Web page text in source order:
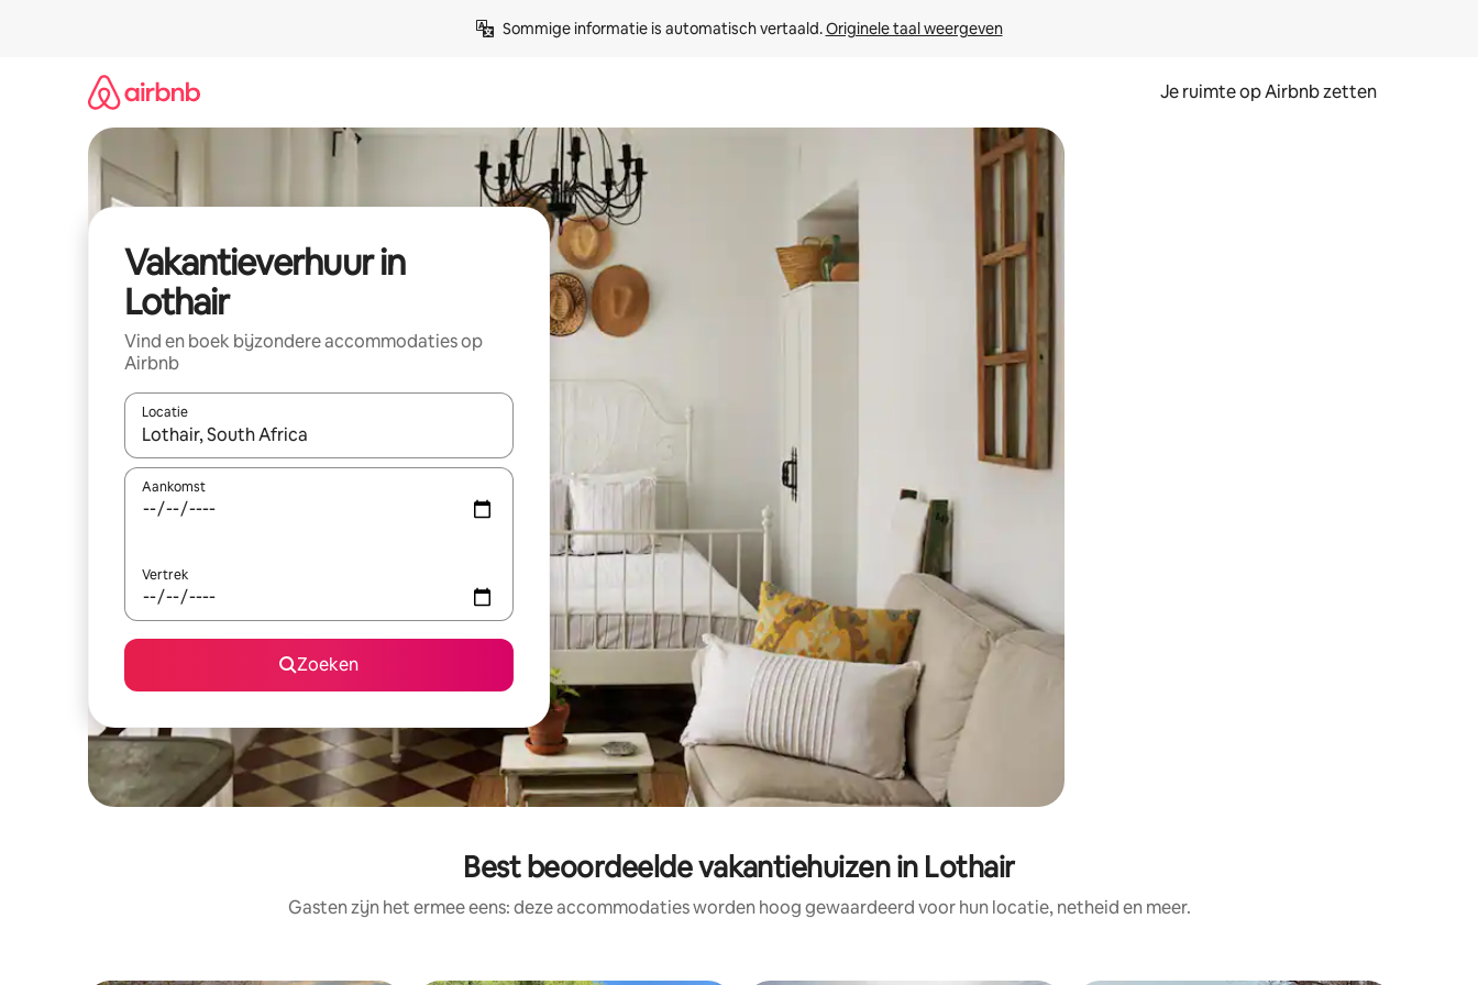
Sommige informatie is automatisch vertaald. Originele taal weergeven
Je ruimte op Airbnb zetten
Vakantieverhuur in
Lothair
Vind en boek bijzondere accommodaties op
Airbnb
Locatie
Wanneer er suggesties beschikbaar zijn, maak je een keuze met je de pijltjestoetsen omhoog en omlaag, óf door te tikken of swipen.
Aankomst
Vertrek
Zoeken
Best beoordeelde vakantiehuizen in Lothair
Gasten zijn het ermee eens: deze accommodaties worden hoog gewaardeerd voor hun locatie, netheid en meer.